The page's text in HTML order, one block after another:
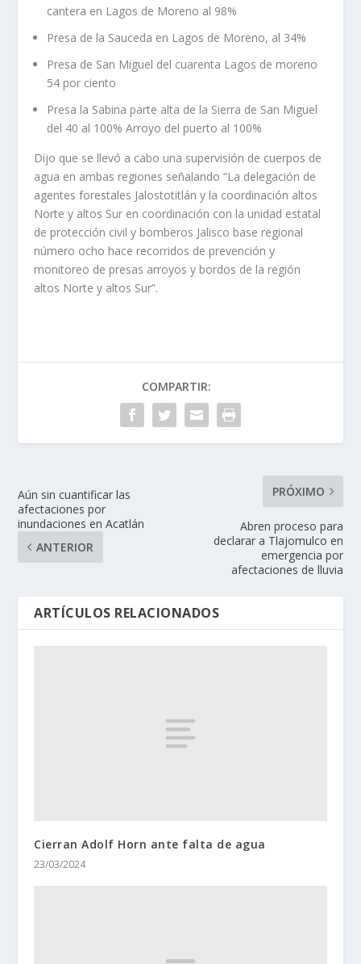
cantera en Lagos de Moreno al 98%
Presa de la Sauceda en Lagos de Moreno, al 34%
Presa de San Miguel del cuarenta Lagos de moreno
54 por ciento
Presa la Sabina parte alta de la Sierra de San Miguel
del 40 al 100% Arroyo del puerto al 100%
Dijo que se llevó a cabo una supervisión de cuerpos de
agua en ambas regiones señalando “La delegación de
agentes forestales Jalostotitlán y la coordinación altos
Norte y altos Sur en coordinación con la unidad estatal
de protección civil y bomberos Jalisco base regional
número ocho hace recorridos de prevención y
monitoreo de presas arroyos y bordos de la región
altos Norte y altos Sur”.
COMPARTIR:
Aún sin cuantificar las
afectaciones por
inundaciones en Acatlán
ANTERIOR
PRÓXIMO
Abren proceso para
declarar a Tlajomulco en
emergencia por
afectaciones de lluvia
ARTÍCULOS RELACIONADOS
Cierran Adolf Horn ante falta de agua
23/03/2024